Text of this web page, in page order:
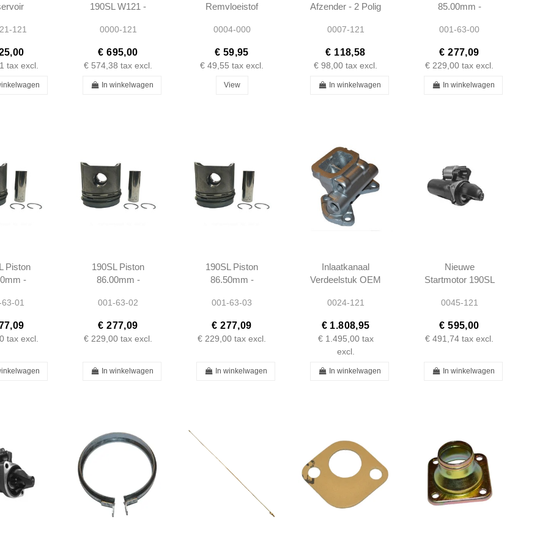
W120 -
121
tax excl.
190SL W121 -
0000-121
€ 695,00
€ 574,38 tax excl.
In winkelwagen
Remvloeistof
Andere Autos -
0004-000
€ 59,95
€ 49,55 tax excl.
View
Afzender - 2 Polig
W120 -
0007-121
€ 118,58
€ 98,00 tax excl.
In winkelwagen
85.00mm -
M121921
001-63-00
€ 277,09
€ 229,00 tax excl.
In winkelwagen
Piston
-
- Rep1
01
tax excl.
190SL Piston
86.00mm -
M121921 - Rep2
001-63-02
€ 277,09
€ 229,00 tax excl.
In winkelwagen
190SL Piston
86.50mm -
M121921 - Rep3
001-63-03
€ 277,09
€ 229,00 tax excl.
In winkelwagen
Inlaatkanaal
Verdeelstuk OEM
1211400601
0024-121
€ 1.808,95
€ 1.495,00 tax
excl.
In winkelwagen
Nieuwe
Startmotor 190SL
1957 -
0045-121
€ 595,00
€ 491,74 tax excl.
In winkelwagen